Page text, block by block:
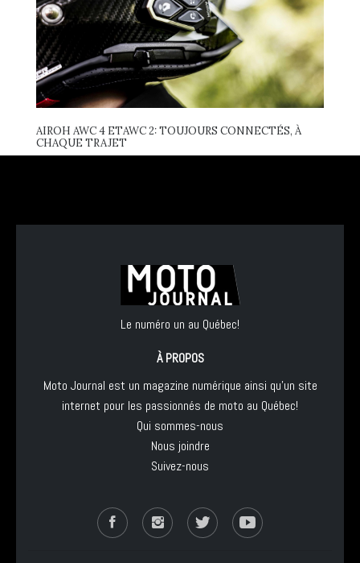
AIROH AWC 4 ETAWC 2: TOUJOURS CONNECTÉS, À
CHAQUE TRAJET
Le numéro un au Québec!
À PROPOS
Moto Journal est un magazine numérique ainsi qu'un site
internet pour les passionnés de moto au Québec!
Qui sommes-nous
Nous joindre
Suivez-nous